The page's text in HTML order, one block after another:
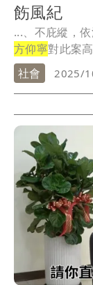
飭風紀
方仰寧對此案
下...
社會 2025/